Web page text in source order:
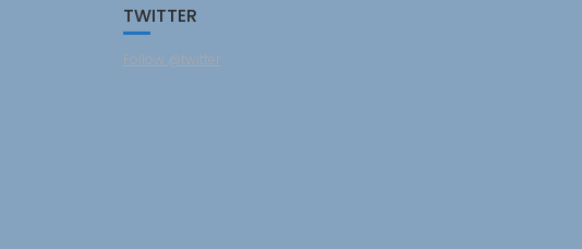
TWITTER
Follow @twitter